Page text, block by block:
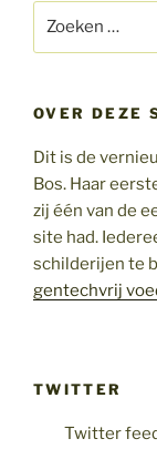
naar:
OVER DEZE
Dit is de
Bos. Haar
zij één van de
site had.
schilderijen te
gentechvrij
TWITTER
Twitter